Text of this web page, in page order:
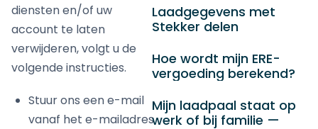
diensten en/of uw
account te laten
verwijderen, volgt u de
volgende instructies.
Stuur ons een e-mail
vanaf het e-mailadres
Laadgegevens met
Stekker delen
Hoe wordt mijn ERE-
vergoeding berekend?
Mijn laadpaal staat op
werk of bij familie —